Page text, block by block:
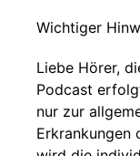
Wichtiger
Liebe Hörer,
Podcast
nur zur
Erkrankungen